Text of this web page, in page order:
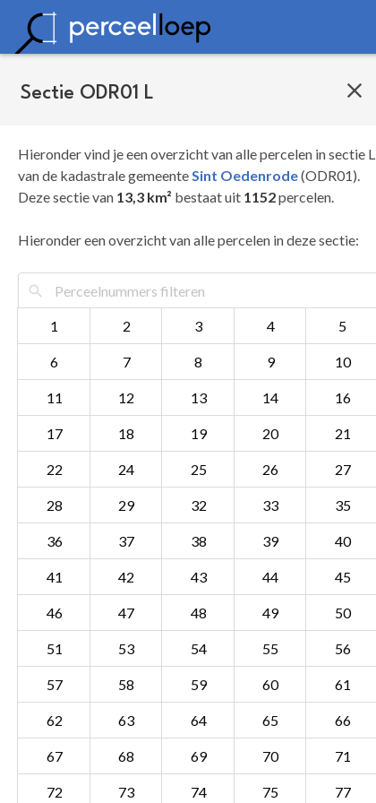
Sectie ODR01 L
Hieronder vind je een overzicht van alle percelen in sectie L
van de kadastrale gemeenteSint Oedenrode(ODR01).
Deze sectie van 13,3 km² bestaat uit 1152percelen.
Hieronder een overzicht van alle percelen in deze sectie:
1 2 3 4 5
6 7 8 9 10
11 12 13 14 16
17 18 19 20 21
22 24 25 26 27
28 29 32 33 35
36 37 38 39 40
41 42 43 44 45
46 47 48 49 50
51 53 54 55 56
57 58 59 60 61
62 63 64 65 66
67 68 69 70 71
72 73 74 75 77